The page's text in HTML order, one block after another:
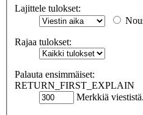
Lajittele tulokset:
Rajaa tulokset:
Palauta ensimmäiset:
RETURN_FIRST_EXPLAIN
Merkkiä viestistä.